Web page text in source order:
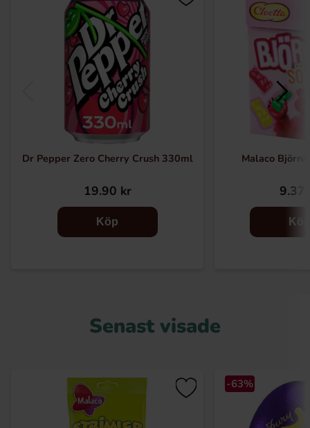
Dr Pepper Zero Cherry Crush 330ml
19.90 kr
Köp
Malaco
9.37
Köp
Senast visade
-63%